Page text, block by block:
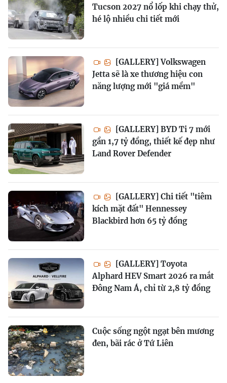
Tucson 2027 nổ lốp khi chạy thử,
hé lộ nhiều chi tiết mới
[GALLERY] Volkswagen
Jetta sẽ là xe thương hiệu con
năng lượng mới "giá mềm"
[GALLERY] BYD Ti 7 mới
gần 1,7 tỷ đồng, thiết kế đẹp như
Land Rover Defender
[GALLERY] Chi tiết "tiêm
kích mặt đất" Hennessey
Blackbird hơn 65 tỷ đồng
[GALLERY] Toyota
Alphard HEV Smart 2026 ra mắt
Đông Nam Á, chỉ từ 2,8 tỷ đồng
Cuộc sống ngột ngạt bên mương
đen, bãi rác ở Tứ Liên